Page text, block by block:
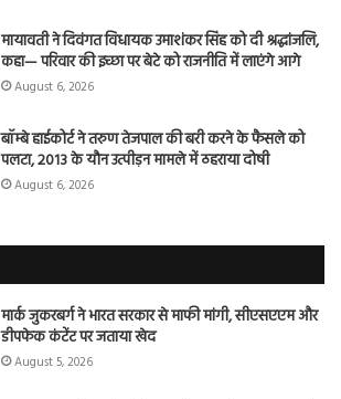
मायावती ने दिवंगत विधायक उमाशंकर सिंह को दी श्रद्धांजलि,
कहा— परिवार की इच्छा पर बेटे को राजनीति में लाएंगे आगे
August 6, 2026
बॉम्बे हाईकोर्ट ने तरुण तेजपाल की बरी करने के फैसले को
पलटा, 2013 के यौन उत्पीड़न मामले में ठहराया दोषी
August 6, 2026
मार्क जुकरबर्ग ने भारत सरकार से माफी मांगी, सीएसएएम और
डीपफेक कंटेंट पर जताया खेद
August 5, 2026